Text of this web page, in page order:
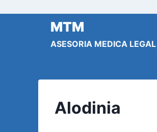
MTM
ASESORIA MEDICA LEGAL
Alodinia